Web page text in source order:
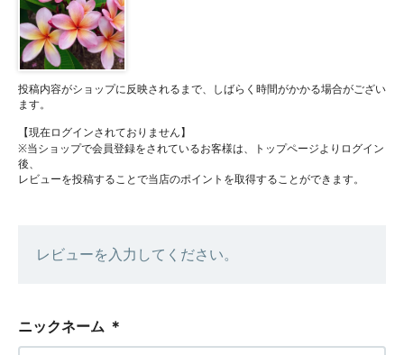
投稿内容がショップに反映されるまで、しばらく時間がかかる場合がござい
ます。
【現在ログインされておりません】
※当ショップで会員登録をされているお客様は、トップページよりログイン
後、
レビューを投稿することで当店のポイントを取得することができます。
レビューを入力してください。
ニックネーム ＊